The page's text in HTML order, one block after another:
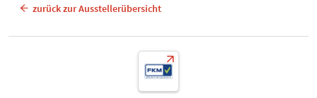
zurück zur Ausstellerübersicht